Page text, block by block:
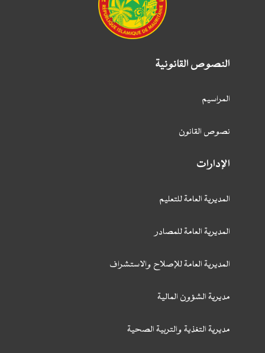
النصوص القانونية
المراسيم
نصوص القانون
الإدارات
المديرية العامة للتعليم
المديرية العامة للمصادر
المديرية العامة للإصلاح والاستشراف
مديرية الشؤون المالية
مديرية التغذية والتربية الصحية